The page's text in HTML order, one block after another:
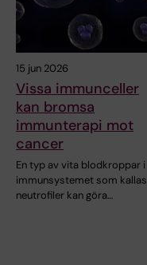
15 jun 2026
Vissa immunceller
kan bromsa
immunterapi mot
cancer
En typ av vita blodkroppar i
immunsystemet som kallas
neutrofiler kan göra…